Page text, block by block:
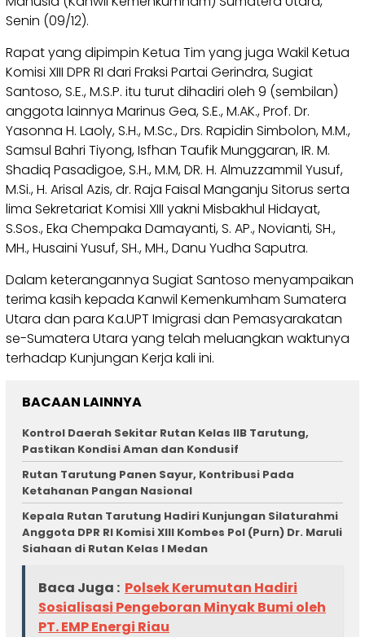
Senin (09/12).
Rapat yang dipimpin Ketua Tim yang juga Wakil Ketua
Komisi XIII DPR RI dari Fraksi Partai Gerindra, Sugiat
Santoso, S.E., M.S.P. itu turut dihadiri oleh 9 (sembilan)
anggota lainnya Marinus Gea, S.E., M.AK., Prof. Dr.
Yasonna H. Laoly, S.H., M.Sc., Drs. Rapidin Simbolon, M.M.,
Samsul Bahri Tiyong, Isfhan Taufik Munggaran, IR. M.
Shadiq Pasadigoe, S.H., M.M, DR. H. Almuzzammil Yusuf,
M.Si., H. Arisal Azis, dr. Raja Faisal Manganju Sitorus serta
lima Sekretariat Komisi XIII yakni Misbakhul Hidayat,
S.Sos., Eka Chempaka Damayanti, S. AP., Novianti, SH.,
MH., Husaini Yusuf, SH., MH., Danu Yudha Saputra.
Dalam keterangannya Sugiat Santoso menyampaikan
terima kasih kepada Kanwil Kemenkumham Sumatera
Utara dan para Ka.UPT Imigrasi dan Pemasyarakatan
se-Sumatera Utara yang telah meluangkan waktunya
terhadap Kunjungan Kerja kali ini.
BACAAN LAINNYA
Kontrol Daerah Sekitar Rutan Kelas IIB Tarutung,
Pastikan Kondisi Aman dan Kondusif
Rutan Tarutung Panen Sayur, Kontribusi Pada
Ketahanan Pangan Nasional
Kepala Rutan Tarutung Hadiri Kunjungan Silaturahmi
Anggota DPR RI Komisi XIII Kombes Pol (Purn) Dr. Maruli
Siahaan di Rutan Kelas I Medan
Baca Juga : Polsek Kerumutan Hadiri
Sosialisasi Pengeboran Minyak Bumi oleh
PT. EMP Energi Riau